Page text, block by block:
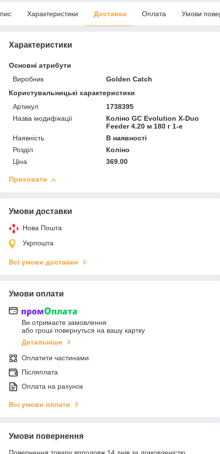
Характеристики Доставка Оплата Умови
Характеристики
Основні атрибути
Виробник
Golden Catch
Користувальницькі характеристики
Артикул
1738395
Назва модифікації
Коліно GC Evolution X-Duo
Feeder 4.20 м 180 г 1-е
Наявність
В наявності
Розділ
Коліно
Ціна
369.00
Приховати
Умови доставки
Нова Пошта
Укрпошта
Всі умови доставки
Умови оплати
Ви отримаєте замовлення
або гроші повернуться на вашу картку
Детальніше
Оплатити частинами
Післяплата
Оплата на рахунок
Всі умови оплати
Умови повернення